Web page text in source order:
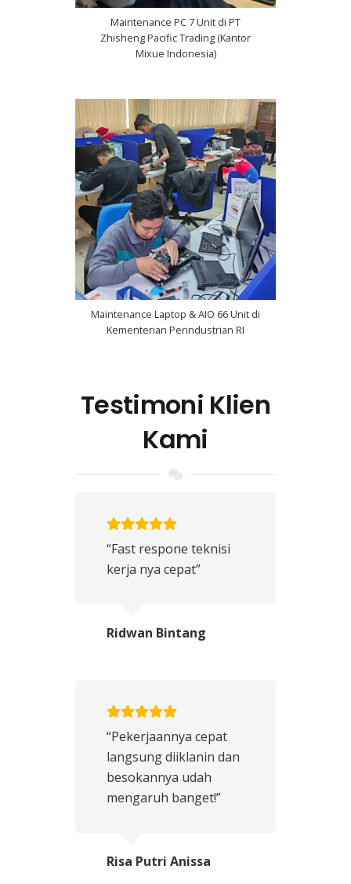
Maintenance PC 7 Unit di PT
Zhisheng Pacific Trading (Kantor
Mixue Indonesia)
Maintenance Laptop & AIO 66 Unit di
Kementerian Perindustrian RI
Testimoni Klien
Kami
“Fast respone teknisi
kerja nya cepat”
Ridwan Bintang
“Pekerjaannya cepat
langsung diiklanin dan
besokannya udah
mengaruh banget!”
Risa Putri Anissa